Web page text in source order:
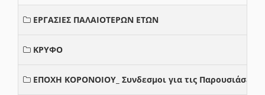
ΕΡΓΑΣΙΕΣ ΠΑΛΑΙΟΤΕΡΩΝ ΕΤΩΝ
ΚΡΥΦΟ
ΕΠΟΧΗ ΚΟΡΟΝΟΙΟΥ_ Συνδεσμοι για τις Παρουσιάσεις